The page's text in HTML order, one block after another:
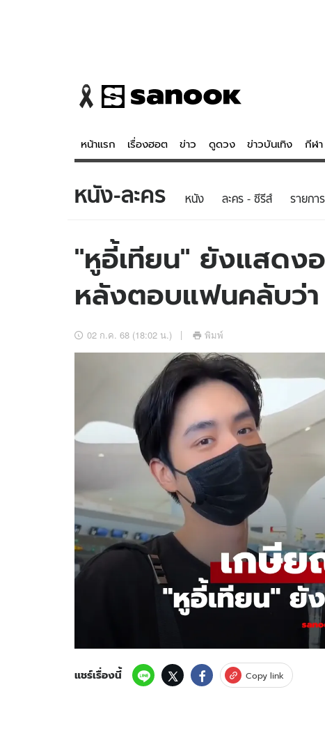
หน้าแรก เรื่องฮอต ข่าว ดูดวง ข่าวบันเทิง กีฬา
ข่าว
ข่าว
ข่าวบันเทิง
ข่าวกีฬา
ข่าวเศรษฐกิจ
อัปเดตจีน
เช็กข่าวชัวร์
ดูดวง - ตร
สถิติหวยไทย
หวยลาว
ดาวน์โหลดสนุกแอปฟรี ติดตามสนุกโซเชียล
สงวนลิขสิทธิ์ ©2569 บริษัท อิมเมจ ฟิวเจอร์ (ประเทศไทย) จำกัด
หนัง-ละคร หนัง ละคร - ซีรีส์ รายกา
"หูอี้เทียน" ยังแสดง
หลังตอบแฟนคลับว่
02 ก.ค. 68 (18:02 น.) พิมพ์
แชร์เรื่องนี้ Copy link